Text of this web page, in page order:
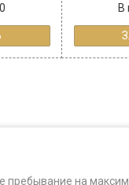
В
пребывание на